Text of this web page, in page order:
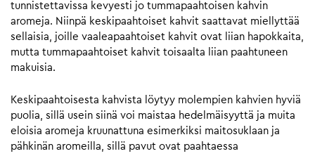
tunnistettavissa kevyesti jo tummapaahtoisen kahvin
aromeja. Niinpä keskipaahtoiset kahvit saattavat miellyttää
sellaisia, joille vaaleapaahtoiset kahvit ovat liian hapokkaita,
mutta tummapaahtoiset kahvit toisaalta liian paahtuneen
makuisia.
Keskipaahtoisesta kahvista löytyy molempien kahvien hyviä
puolia, sillä usein siinä voi maistaa hedelmäisyyttä ja muita
eloisia aromeja kruunattuna esimerkiksi maitosuklaan ja
pähkinän aromeilla, sillä pavut ovat paahtaessa